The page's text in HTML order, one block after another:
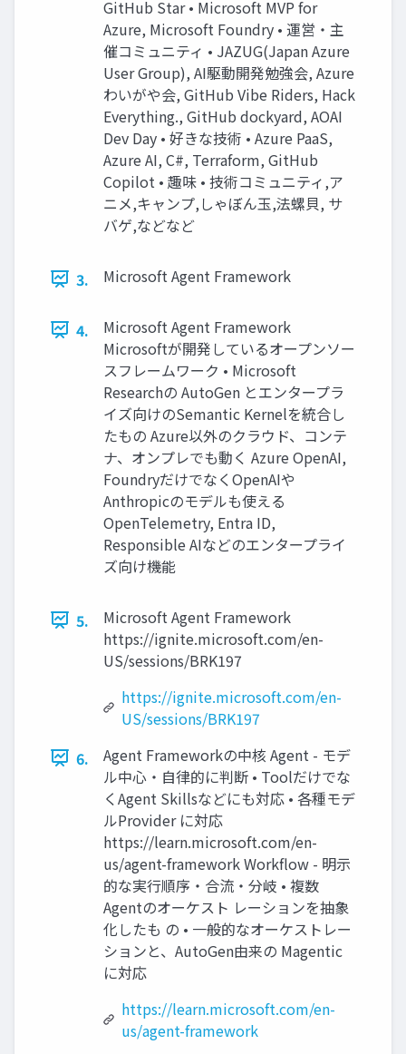
GitHub Star • Microsoft MVP for
Azure, Microsoft Foundry • 運営・主
催コミュニティ • JAZUG(Japan Azure
User Group), AI駆動開発勉強会, Azure
わいがや会, GitHub Vibe Riders, Hack
Everything., GitHub dockyard, AOAI
Dev Day • 好きな技術 • Azure PaaS,
Azure AI, C#, Terraform, GitHub
Copilot • 趣味 • 技術コミュニティ,ア
ニメ,キャンプ,しゃぼん玉,法螺貝, サ
バゲ,などなど
3. Microsoft Agent Framework
4.
Microsoft Agent Framework
Microsoftが開発しているオープンソー
スフレームワーク • Microsoft
Researchの AutoGen とエンタープラ
イズ向けのSemantic Kernelを統合し
たもの Azure以外のクラウド、コンテ
ナ、オンプレでも動く Azure OpenAI,
FoundryだけでなくOpenAIや
Anthropicのモデルも使える
OpenTelemetry, Entra ID,
Responsible AIなどのエンタープライ
ズ向け機能
5.
Microsoft Agent Framework
https://ignite.microsoft.com/en-
US/sessions/BRK197
https://ignite.microsoft.com/en-
US/sessions/BRK197
6.
Agent Frameworkの中核 Agent - モデ
ル中心・自律的に判断 • Toolだけでな
くAgent Skillsなどにも対応 • 各種モデ
ルProvider に対応
https://learn.microsoft.com/en-
us/agent-framework Workflow - 明示
的な実行順序・合流・分岐 • 複数
Agentのオーケスト レーションを抽象
化したも の • 一般的なオーケストレー
ションと、AutoGen由来の Magentic
に対応
https://learn.microsoft.com/en-
us/agent-framework